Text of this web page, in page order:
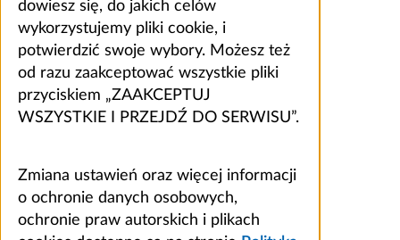
dowiesz się, do jakich celów
wykorzystujemy pliki cookie, i
potwierdzić swoje wybory. Możesz też
od razu zaakceptować wszystkie pliki
przyciskiem „ZAAKCEPTUJ
WSZYSTKIE I PRZEJDŹ DO SERWISU”.
Zmiana ustawień oraz więcej informacji
o ochronie danych osobowych,
ochronie praw autorskich i plikach